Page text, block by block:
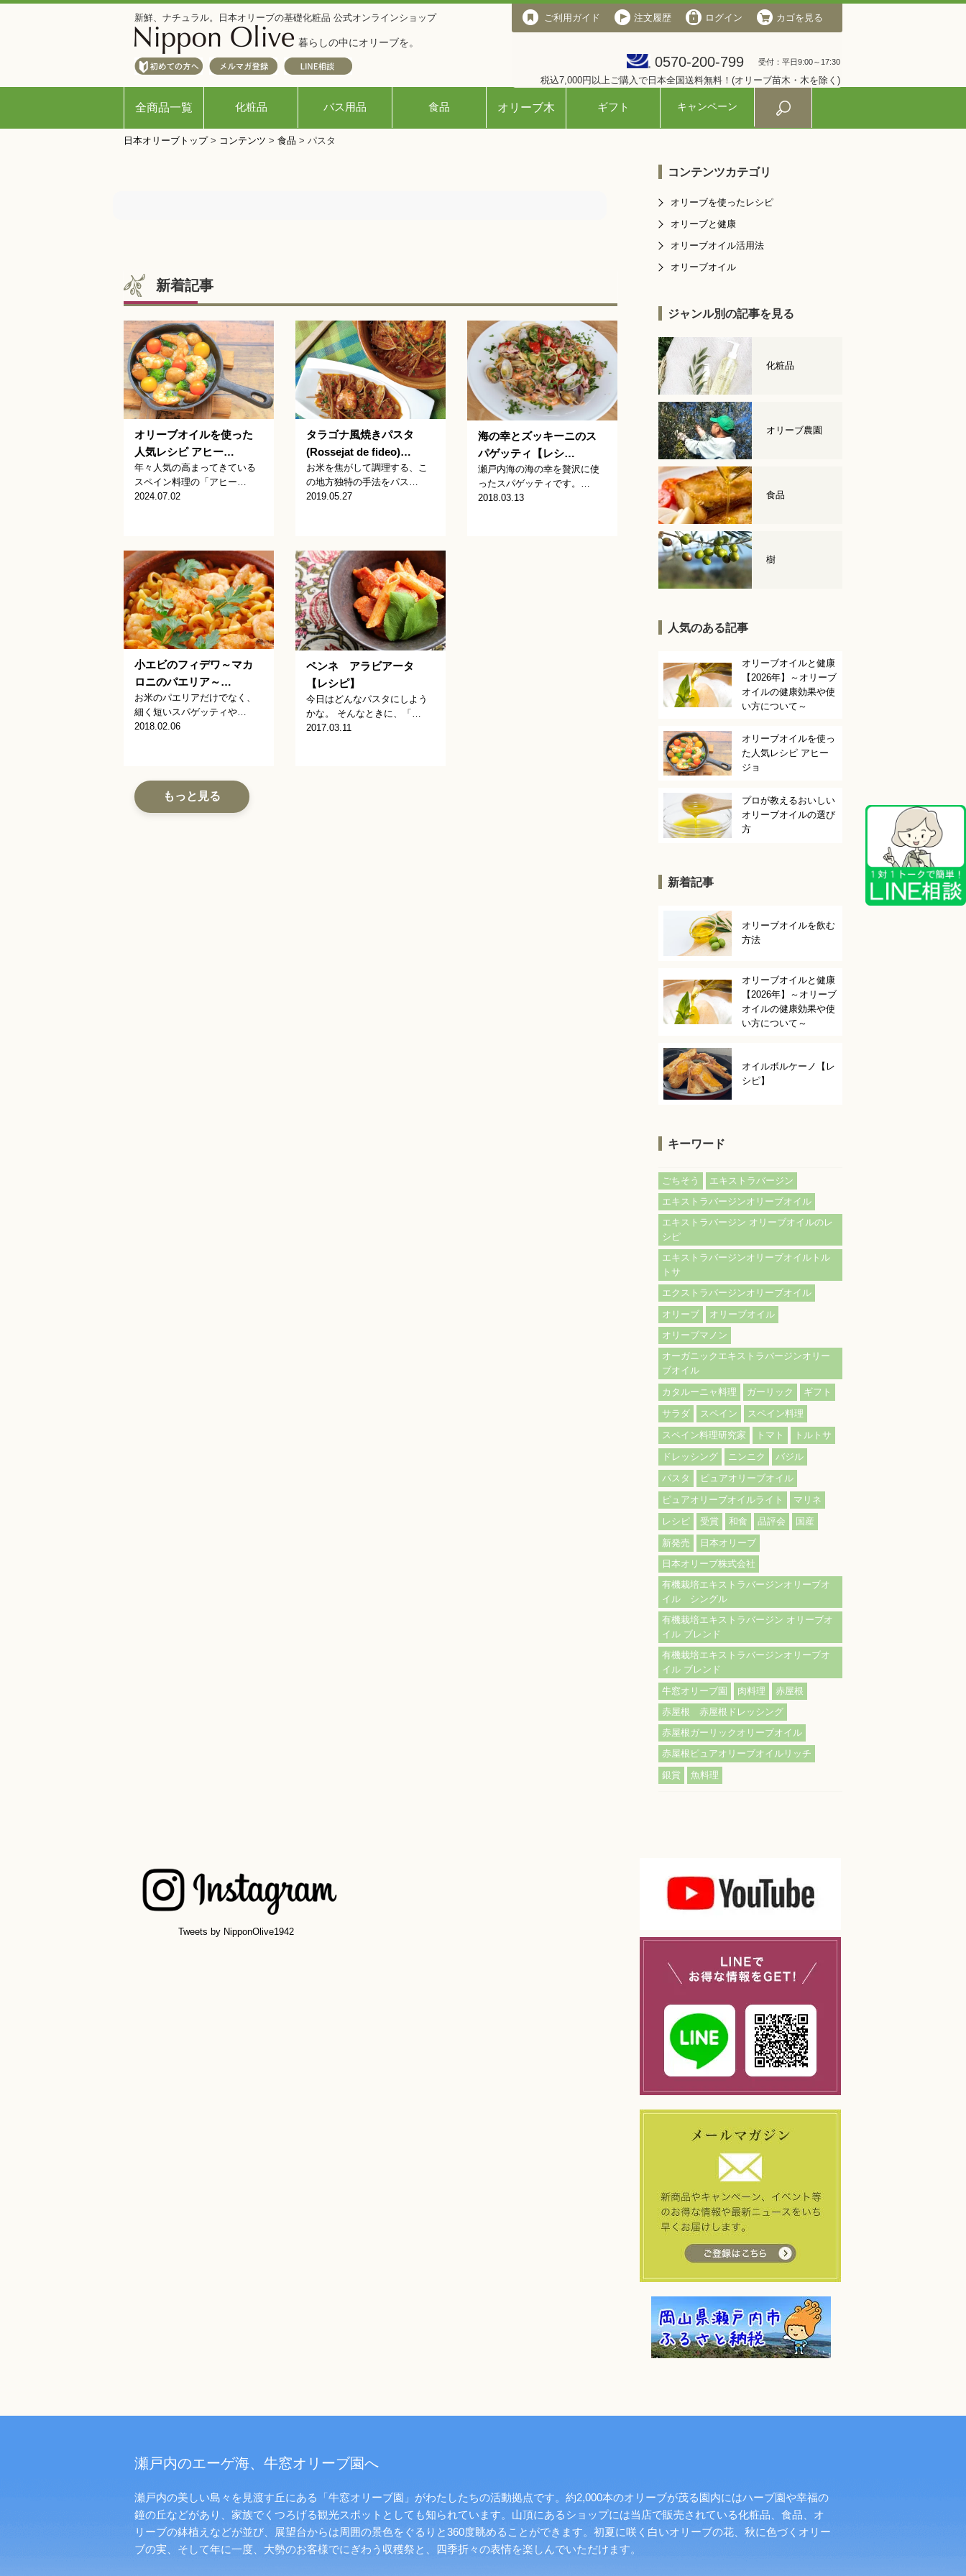
新鮮、ナチュラル。日本オリーブの基礎化粧品 公式オンラインショップ
暮らしの中にオリーブを。
ご利用ガイド 注文履歴 ログイン カゴを見る
0570-200-799 受付：平日9:00～17:30
税込7,000円以上ご購入で日本全国送料無料！(オリーブ苗木・木を除く)
全商品一覧 化粧品 バス用品 食品 オリーブ木 ギフト キャンペーン
ご利用ガイド 会社概要 ログイン カゴを見る
0570-200-799 受付：平日9:00～17:30
日本オリーブトップ> コンテンツ > 食品 > パスタ
新着記事
オリーブオイルを使った
人気レシピ アヒー…
年々人気の高まってきている
スペイン料理の「アヒー…
2024.07.02
タラゴナ風焼きパスタ
(Rossejat de fideo)…
お米を焦がして調理する、こ
の地方独特の手法をパス…
2019.05.27
海の幸とズッキーニのス
パゲッティ【レシ…
瀬戸内海の海の幸を贅沢に使
ったスパゲッティです。…
2018.03.13
小エビのフィデワ～マカ
ロニのパエリア～…
お米のパエリアだけでなく、
細く短いスパゲッティや…
2018.02.06
ペンネ アラビアータ
【レシピ】
今日はどんなパスタにしよう
かな。 そんなときに、「…
2017.03.11
もっと見る
コンテンツカテゴリ
オリーブを使ったレシピ
オリーブと健康
オリーブオイル活用法
オリーブオイル
ジャンル別の記事を見る
化粧品
オリーブ農園
食品
樹
人気のある記事
オリーブオイルと健康
【2026年】～オリーブ
オイルの健康効果や使
い方について～
オリーブオイルを使っ
た人気レシピ アヒー
ジョ
プロが教えるおいしい
オリーブオイルの選び
方
新着記事
オリーブオイルを飲む
方法
オリーブオイルと健康
【2026年】～オリーブ
オイルの健康効果や使
い方について～
オイルボルケーノ【レ
シピ】
キーワード
ごちそう
エキストラバージン
エキストラバージンオリーブオイル
エキストラバージン オリーブオイルのレ
シピ
エキストラバージンオリーブオイルトル
トサ
エクストラバージンオリーブオイル
オリーブ
オリーブオイル
オリーブマノン
オーガニックエキストラバージンオリー
ブオイル
カタルーニャ料理
ガーリック
ギフト
サラダ
スペイン
スペイン料理
スペイン料理研究家
トマト
トルトサ
ドレッシング
ニンニク
バジル
パスタ
ピュアオリーブオイル
ピュアオリーブオイルライト
マリネ
レシピ
受賞 和食 品評会
国産
新発売
日本オリーブ
日本オリーブ株式会社
有機栽培エキストラバージンオリーブオ
イル シングル
有機栽培エキストラバージン オリーブオ
イル ブレンド
有機栽培エキストラバージンオリーブオ
イル ブレンド
牛窓オリーブ園
肉料理
赤屋根
赤屋根 赤屋根ドレッシング
赤屋根ガーリックオリーブオイル
赤屋根ピュアオリーブオイルリッチ
銀賞
魚料理
Tweets by NipponOlive1942
瀬戸内のエーゲ海、牛窓オリーブ園へ
瀬戸内の美しい島々を見渡す丘にある「牛窓オリーブ園」がわたしたちの活動拠点です。約2,000本のオリーブが茂る園内にはハーブ園や幸福の
鐘の丘などがあり、家族でくつろげる観光スポットとしても知られています。山頂にあるショップには当店で販売されている化粧品、食品、オ
リーブの鉢植えなどが並び、展望台からは周囲の景色をぐるりと360度眺めることができます。初夏に咲く白いオリーブの花、秋に色づくオリー
ブの実、そして年に一度、大勢のお客様でにぎわう収穫祭と、四季折々の表情を楽しんでいただけます。